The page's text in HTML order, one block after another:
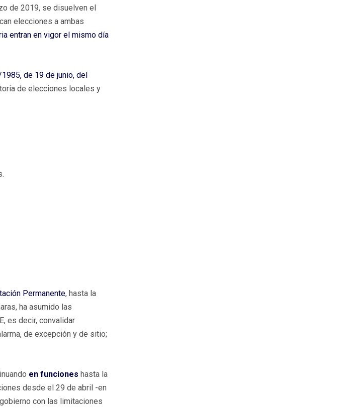
de 2019, se disuelven el
elecciones a ambas
entran en vigor el mismo día
de 19 de junio, del
de elecciones locales y
Permanente, hasta la
ha asumido las
es decir, convalidar
de excepción y de sitio;
en funciones hasta la
desde el 29 de abril -en
con las limitaciones